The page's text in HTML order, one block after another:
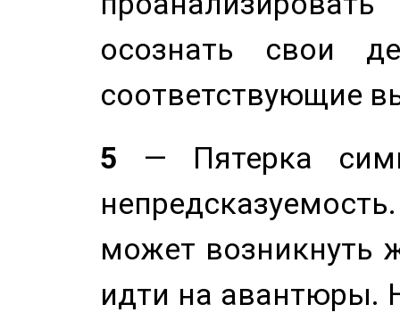
осознать свои
соответствующие
5 — Пятерка
может возникнуть
идти на авантюры.